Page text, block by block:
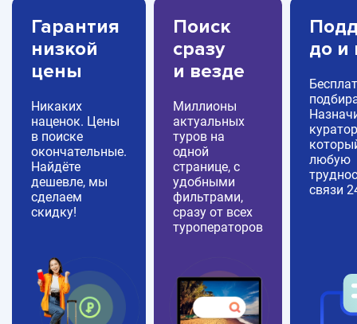
Гарантия
низкой
цены
Никаких
наценок. Цены
в поиске
окончательные.
Найдёте
дешевле, мы
сделаем
скидку!
Поиск
сразу
и везде
Миллионы
актуальных
туров на
одной
странице, с
удобными
фильтрами,
сразу от всех
туроператоров
до и
любую
связи